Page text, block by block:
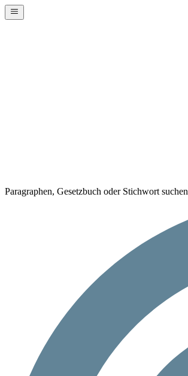
Paragraphen, Gesetzbuch oder Stichwort suchen